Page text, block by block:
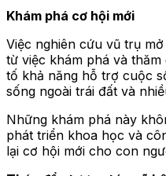
Khám phá cơ hội mới
Việc nghiên cứu vũ trụ
từ việc khám phá và
tố khả năng hỗ trợ cuộc
sống ngoài trái đất và
Những khám phá này
phát triển khoa học và
lại cơ hội mới cho con